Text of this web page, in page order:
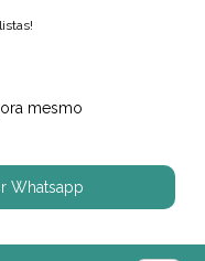
mesmo
Whatsapp